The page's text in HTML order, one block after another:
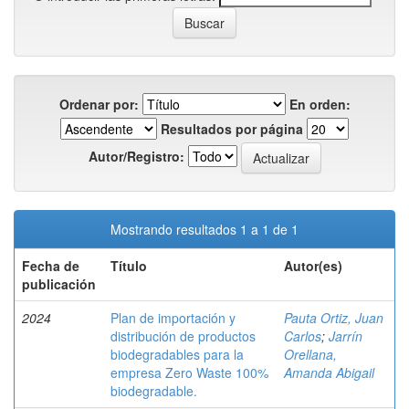
Ordenar por:
En orden:
Resultados por página
Autor/Registro:
Mostrando resultados 1 a 1 de 1
Fecha de
publicación
Título Autor(es)
2024
Plan de importación y
distribución de productos
biodegradables para la
empresa Zero Waste 100%
biodegradable.
Pauta Ortiz, Juan
Carlos; Jarrín
Orellana,
Amanda Abigail